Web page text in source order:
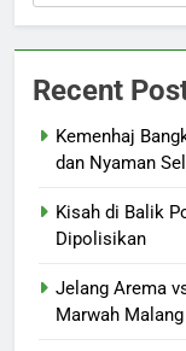
Recent
Kemenhaj
dan Nyaman
Kisah di Balik
Dipolisikan
Jelang Arema
Marwah Malang